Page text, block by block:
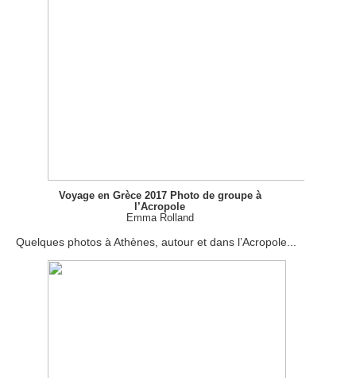
Voyage en Grèce 2017 Photo de groupe à
l’Acropole
Emma Rolland
Quelques photos à Athènes, autour et dans l’Acropole...